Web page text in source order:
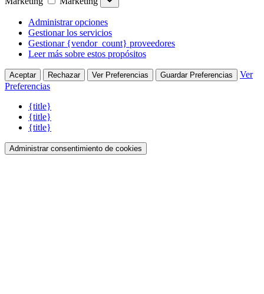
Administrar opciones
Gestionar los servicios
Gestionar {vendor_count} proveedores
Leer más sobre estos propósitos
Aceptar Rechazar Ver Preferencias Guardar Preferencias
Ver
Preferencias
{title}
{title}
{title}
Administrar consentimiento de cookies